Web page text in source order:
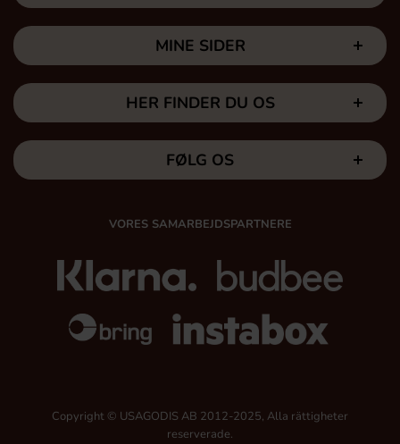
MINE SIDER
HER FINDER DU OS
FØLG OS
VORES SAMARBEJDSPARTNERE
Copyright © USAGODIS AB 2012-2025, Alla rättigheter
reserverade.